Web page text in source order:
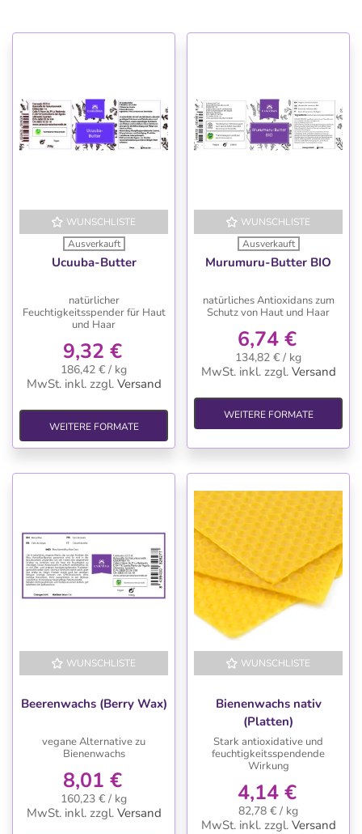
WUNSCHLISTE
Ausverkauft
Ucuuba-Butter
natürlicher
Feuchtigkeitsspender für Haut
und Haar
9,32 €
186,42 € / kg
MwSt. inkl. zzgl. Versand
WEITERE FORMATE
WUNSCHLISTE
Ausverkauft
Murumuru-Butter BIO
natürliches Antioxidans zum
Schutz von Haut und Haar
6,74 €
134,82 € / kg
MwSt. inkl. zzgl. Versand
WEITERE FORMATE
WUNSCHLISTE
Beerenwachs (Berry Wax)
vegane Alternative zu
Bienenwachs
8,01 €
160,23 € / kg
MwSt. inkl. zzgl. Versand
WUNSCHLISTE
Bienenwachs nativ
(Platten)
Stark antioxidative und
feuchtigkeitsspendende
Wirkung
4,14 €
82,78 € / kg
MwSt. inkl. zzgl. Versand